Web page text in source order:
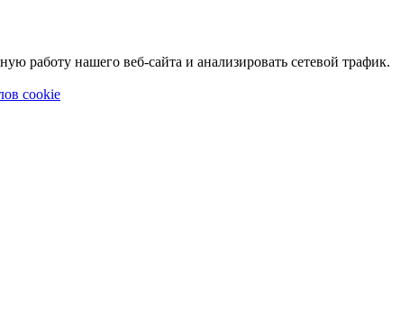
работу нашего веб-сайта и анализировать сетевой трафик.
cookie